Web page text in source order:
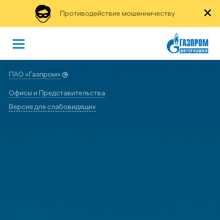
Противодействие мошенничеству ×
ПАО «Газпром»
Офисы и Представительства
Версия для слабовидящих